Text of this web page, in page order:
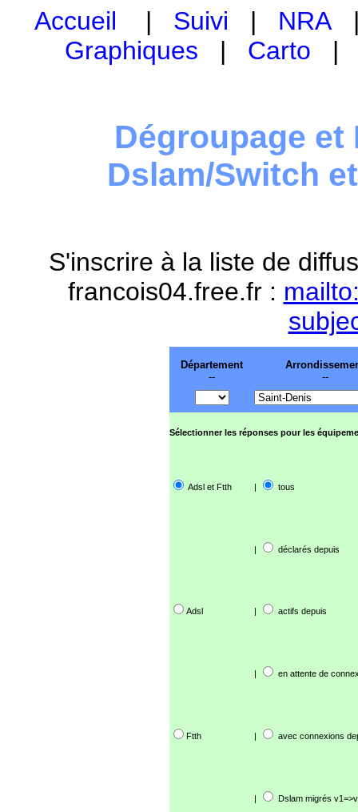
Accueil | Suivi | NRA
Graphiques | Carto
Dégroupage et
Dslam/Switch
S'inscrire à la liste de
francois04.free.fr :
Département
--
--
Sélectionner les réponses pour les
Adsl et Ftth | tous
| déclarés depuis
Adsl | actifs depuis
| en attente de
Ftth | avec connexions
| Dslam migrés